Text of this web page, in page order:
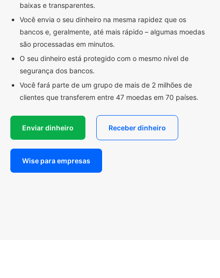
baixas e transparentes.
Você envia o seu dinheiro na mesma rapidez que os
bancos e, geralmente, até mais rápido – algumas moedas
são processadas em minutos.
O seu dinheiro está protegido com o mesmo nível de
segurança dos bancos.
Você fará parte de um grupo de mais de 2 milhões de
clientes que transferem entre 47 moedas em 70 países.
Enviar dinheiro Receber dinheiro
Wise para empresas